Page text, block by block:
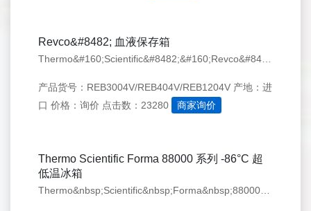
Revco&#8482; 血液保存箱
产品货号：REB3004V/REB404V/REB1204V 产地：进
口 价格：询价 点击数：23280 商家询价
Thermo Scientific Forma 88000 系列 -86°C 超
低温冰箱